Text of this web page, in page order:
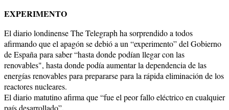
EXPERIMENTO
El diario londinense The Telegraph ha sorprendido a todos
afirmando que el apagón se debió a un “experimento” del Gobierno
de España para saber “hasta donde podían llegar con las
renovables", hasta donde podía aumentar la dependencia de las
energías renovables para prepararse para la rápida eliminación de los
reactores nucleares.
El diario matutino afirma que “fue el peor fallo eléctrico en cualquier
país desarrollado”.